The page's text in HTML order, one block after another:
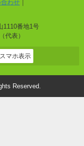
わせ
1110番地1号
代表）
スマホ表示
Reserved.